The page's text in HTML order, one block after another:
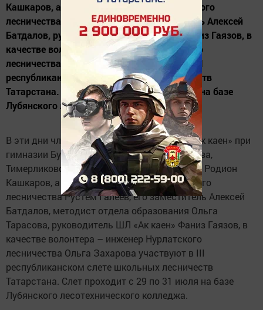
Кашкаров, а также руководитель Нурлатского
лесничества Рустем Галеев, его заместитель Алексей
Батдалов, руководитель ШЛ «Ак каен» Фаниз Гаязов, в
качестве волонтера – инженер Нурлатского
лесничества Ольга Захарова участвуют в III
республиканском слете школьных лесничеств
Татарстана. Слет проходит с 29 по 31 июля на базе
Лубянского лесотехнического колледжа.
В эти дни члены школьного лесничества «Ак каен» при
гимназии Булат Аглиуллин и Залина Газизова,
Тимерликовской школы – Никита Ульянов и Родион
Кашкаров, а также руководитель Нурлатского
лесничества Рустем Галеев, его заместитель Алексей
Батдалов, методист отдела образования Ольга
Тарасова, руководитель ШЛ «Ак каен» Фаниз Гаязов, в
качестве волонтера – инженер Нурлатского
лесничества Ольга Захарова участвуют в III
республиканском слете школьных лесничеств
Татарстана. Слет проходит с 29 по 31 июля на базе
Лубянского лесотехнического колледжа.